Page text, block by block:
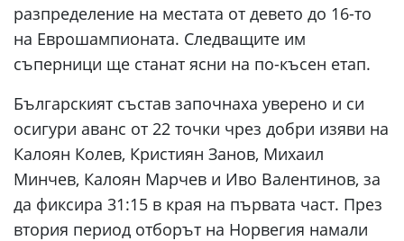
разпределение на местата от девето до 16-то
на Еврошампионата. Следващите им
съперници ще станат ясни на по-късен етап.
Българският състав започнаха уверено и си
осигури аванс от 22 точки чрез добри изяви на
Калоян Колев, Кристиян Занов, Михаил
Минчев, Калоян Марчев и Иво Валентинов, за
да фиксира 31:15 в края на първата част. През
втория период отборът на Норвегия намали